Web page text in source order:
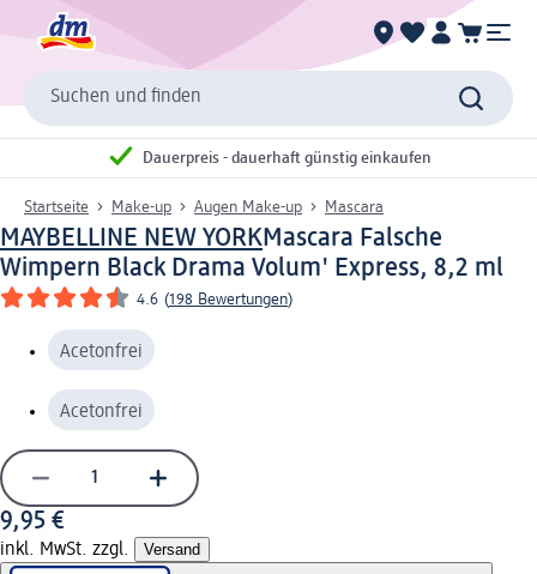
Suchen und finden
Dauerpreis - dauerhaft günstig einkaufen
Startseite Make-up Augen Make-up Mascara
MAYBELLINE NEW YORKMascara Falsche
Wimpern Black Drama Volum' Express, 8,2 ml
4.6 (198 Bewertungen)
Acetonfrei
Acetonfrei
9,95 €
inkl. MwSt. zzgl. Versand